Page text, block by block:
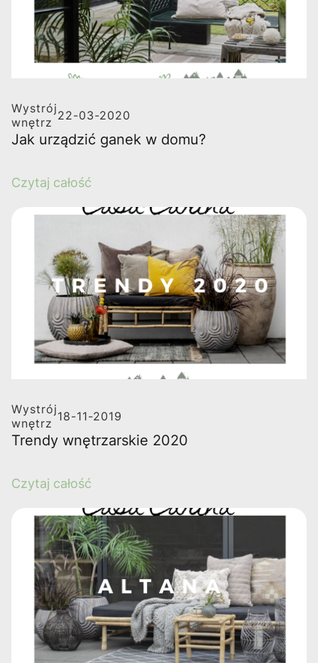
Wystrój
wnętrz 22-03-2020
Jak urządzić ganek w domu?
Czytaj całość
Wystrój
wnętrz 18-11-2019
Trendy wnętrzarskie 2020
Czytaj całość